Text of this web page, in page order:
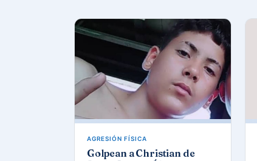
AGRESIÓN FÍSICA
Golpean a Christian de